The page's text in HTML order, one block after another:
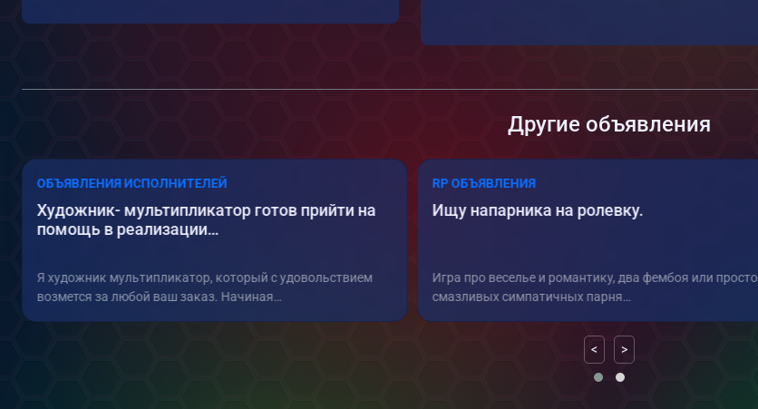
Другие объявления
ОБЪЯВЛЕНИЯ ИСПОЛНИТЕЛЕЙ
Художник- мультипликатор готов прийти на
помощь в реализации…
Я художник мультипликатор, который с удовольствием
возмется за любой ваш заказ. Начиная…
RP ОБЪЯВЛЕНИЯ
Ищу напарника на ролевку.
Игра про веселье и романтику, два фембоя или просто
смазливых симпатичных парня…
< >